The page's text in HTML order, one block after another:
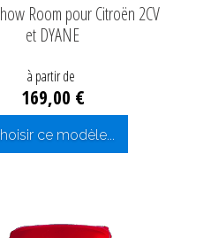
Room pour Citroën 2CV
et DYANE
à partir de
169,00 €
ce modèle...